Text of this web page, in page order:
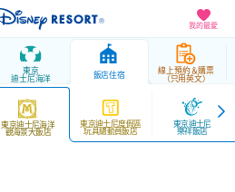
我的最愛
東京
迪士尼海洋
飯店住宿
線上預約＆購票
（只用英文）
東京迪士尼海洋
觀海景大飯店
東京迪士尼度假區
玩具總動員飯店
東京迪士尼
樂祥飯店